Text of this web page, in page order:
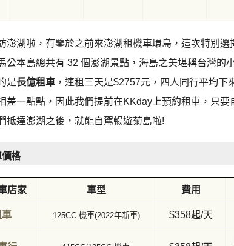
澎湖啦，有鑒於之前來澎湖租機車環島，這次特別
公本島總共有 32 個澎湖景點，海島之美堪稱台灣的
是長億租車 ，連租三天是$2757元，四人同行平均
差一點點，因此我們提前在KKday上預約租車，只
抵達澎湖之後，就能自駕暢遊菊島啦!
格
店家 車型 費用
車 125CC 機車(2022年新車) $358起/天